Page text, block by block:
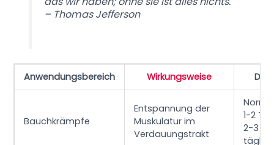
– Thomas Jefferson
Anwendungsbereich Wirkungsweise
Bauchkrämpfe
Entspannung der
Muskulatur im
Verdauungstrakt
1-2
2-3
täglich